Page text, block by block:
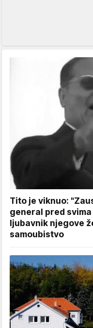
Tito je viknuo:
general pred
ljubavnik njegove
samoubistvo